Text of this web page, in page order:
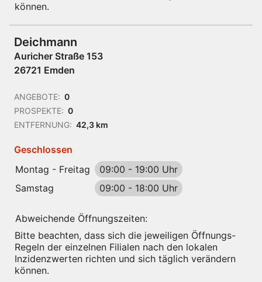
können.
Deichmann
Auricher Straße 153
26721 Emden
ANGEBOTE: 0
PROSPEKTE: 0
ENTFERNUNG: 42,3 km
Geschlossen
Montag - Freitag
09:00 - 19:00 Uhr
Samstag
09:00 - 18:00 Uhr
Abweichende Öffnungszeiten:
Bitte beachten, dass sich die jeweiligen Öffnungs-
Regeln der einzelnen Filialen nach den lokalen
Inzidenzwerten richten und sich täglich verändern
können.